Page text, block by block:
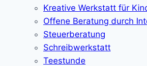
Kreative Werkstatt für
Offene Beratung durch
Steuerberatung
Schreibwerkstatt
Teestunde